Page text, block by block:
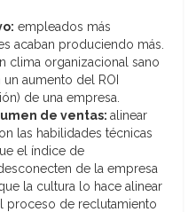
empleados más
acaban produciendo más.
clima organizacional sano
aumento del ROI
de una empresa.
de ventas: alinear
las habilidades técnicas
el índice de
de la empresa
la cultura lo hace alinear
proceso de reclutamiento